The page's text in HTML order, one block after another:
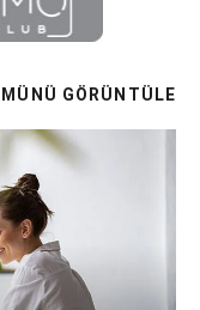
GÖRÜNTÜLE